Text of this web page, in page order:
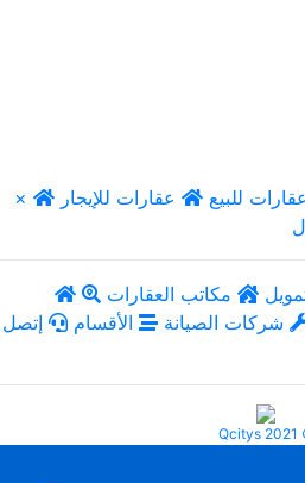
× عقارات للبيع
عقارات للإيجار
مكاتب العقارات
شركات الصيانة الأقسام
إتصل
Qcitys 2021